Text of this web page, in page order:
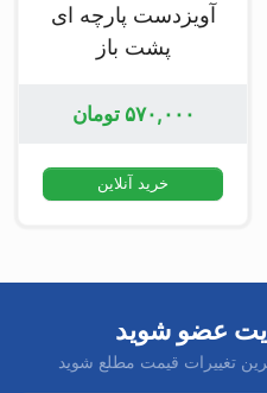
آویزدست پارچه ای
پشت باز
۵۷۰,۰۰۰ تومان
خرید آنلاین
عضو شوید
تغییرات قیمت مطلع شوید